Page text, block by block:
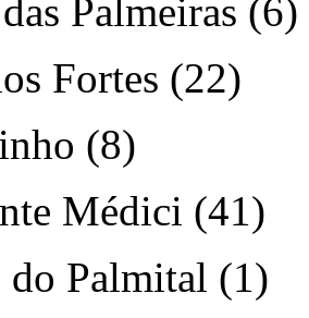
Palmeiras (6)
Fortes (22)
(8)
Médici (41)
do Palmital (1)